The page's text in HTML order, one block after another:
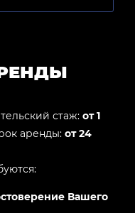
стаж: от 1
аренды: от 24
Вашего